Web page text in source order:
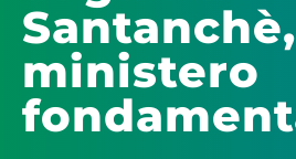
Santanchè,
ministero